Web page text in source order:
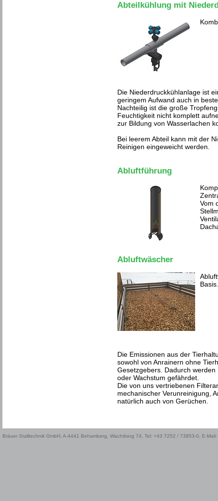
Abteilkühlung mit
Die Niederdruckkühlanlage ist
geringem Aufwand auch in
Nachteilig ist die große
Feuchtigkeit nicht komplett
zur Bildung von Wasserlachen
Bei leerem Abteil kann mit der
Reinigen eingeweicht werden.
Abluftführung
Vom
Abluftwäscher
Basis.
Die Emissionen aus der
sowohl von Anrainern ohne
Gesetzgebers. Dadurch
oder Wachstum gefährdet.
Die von uns vertriebenen
mechanischer Verunreinigung,
natürlich auch von Gerüchen.
Bräuer Stalltechnik GmbH, A-4441 Behamberg, Wachtberg 74, Tel: +43 7252 / 73853-0, E-Mail: